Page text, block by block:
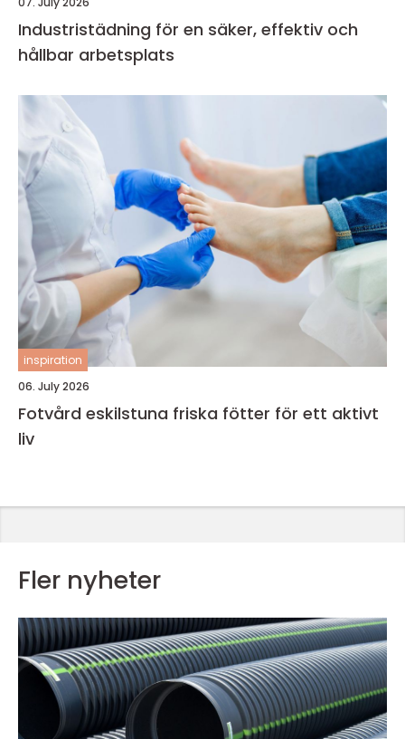
Industristädning för en säker, effektiv och
hållbar arbetsplats
inspiration
06. July 2026
Fotvård eskilstuna friska fötter för ett aktivt
liv
Fler nyheter